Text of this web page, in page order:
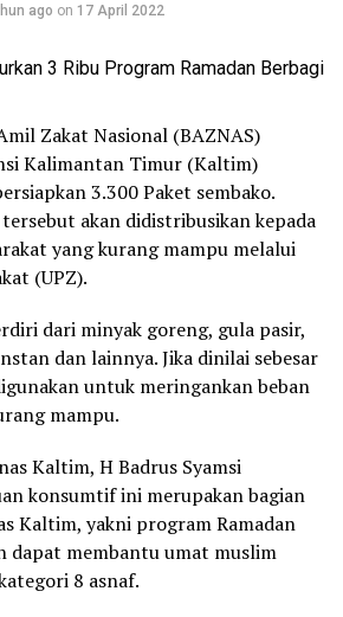
ago on 17 April 2022
Zakat Nasional (BAZNAS)
Kalimantan Timur (Kaltim)
3.300 Paket sembako.
akan didistribusikan kepada
yang kurang mampu melalui
(UPZ).
dari minyak goreng, gula pasir,
dan lainnya. Jika dinilai sebesar
untuk meringankan beban
mampu.
Kaltim, H Badrus Syamsi
konsumtif ini merupakan bagian
Kaltim, yakni program Ramadan
dapat membantu umat muslim
8 asnaf.